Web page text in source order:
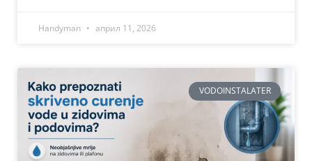
Handyman април 11, 2026
VODOINSTALATER